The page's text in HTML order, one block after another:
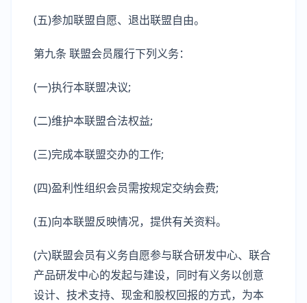
(五)参加联盟自愿、退出联盟自由。
第九条 联盟会员履行下列义务：
(一)执行本联盟决议;
(二)维护本联盟合法权益;
(三)完成本联盟交办的工作;
(四)盈利性组织会员需按规定交纳会费;
(五)向本联盟反映情况，提供有关资料。
(六)联盟会员有义务自愿参与联合研发中心、联合
产品研发中心的发起与建设，同时有义务以创意
设计、技术支持、现金和股权回报的方式，为本